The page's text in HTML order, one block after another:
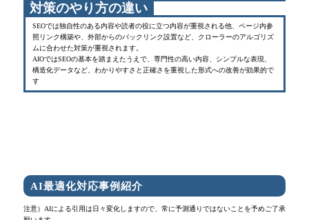
対策のやり方の違い
SEOでは独自性のある内容や読者の役に立つ内容が重視される他、ページ内参
照リンク構築や、外部からのバックリンク設置など、クローラーのアルゴリズ
ムに合わせた対策が重視されます。
AIOではSEOの基本を踏まえたうえで、専門性の高い内容、シンプルな表現、
構造化データなど、わかりやすさと正確さを重視した形式への改善が効果的で
す
AI最適化対応事例紹介
注意）AIによる引用は日々変化しますので、常に予測通りではないことを予めご了承